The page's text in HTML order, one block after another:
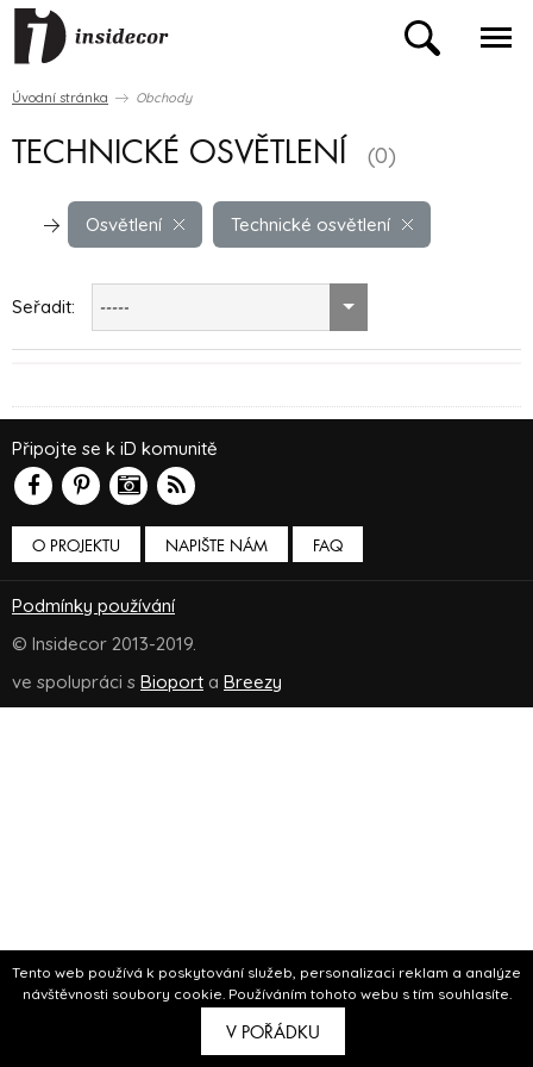
Tento web používá k poskytování služeb, personalizaci reklam a analýze
návštěvnosti soubory cookie. Používáním tohoto webu s tím souhlasíte.
V POŘÁDKU
Úvodní stránka Obchody
TECHNICKÉ OSVĚTLENÍ (0)
Osvětlení Technické osvětlení
Seřadit: -----
O PROJEKTU NAPIŠTE NÁM
Připojte se k iD komunitě
FAQ
Podmínky používání
© Insidecor 2013-2019.
ve spolupráci s Bioport a Breezy